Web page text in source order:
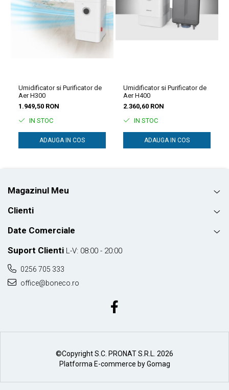
Umidificator si Purificator de
Aer H300
1.949,50 RON
IN STOC
ADAUGA IN COS
Umidificator si Purificator de
Aer H400
2.360,60 RON
IN STOC
ADAUGA IN COS
Magazinul Meu
Clienti
Date Comerciale
Suport Clienti L-V: 08:00 - 20:00
0256 705 333
office@boneco.ro
©Copyright S.C. PRONAT S.R.L. 2026
Platforma E-commerce by Gomag